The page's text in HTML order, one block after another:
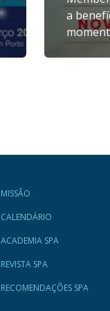
a
MISSÃO
CALENDÁRIO
ACADEMIA SPA
REVISTA SPA
RECOMENDAÇÕES SPA